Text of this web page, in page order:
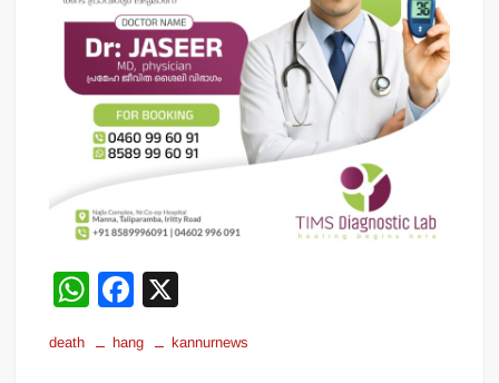
W
at
F
c
death hang kannurnews